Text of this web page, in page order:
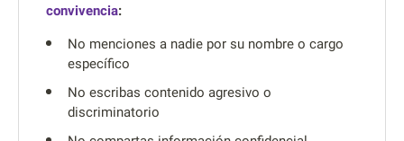
convivencia:
No menciones a nadie por su nombre o cargo
específico
No escribas contenido agresivo o
discriminatorio